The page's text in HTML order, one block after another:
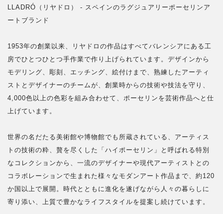
LLADRÓ（リヤドロ） - スペインのラグジュアリーポーセリンア
ートブランド
1953年の創業以来、リヤドロの作品はすべてバレンシアにある工
房でひとつひとつ手作業で作り上げられています。デザインから
モデリング、彫刻、エッチング、絵付けまで、熟練したアーティ
ストとデザイナーのチームが、創業時からの技術や技法を守り、
4,000色以上の色彩を組み合わせて、ポーセリンを芸術作品へと仕
上げています。
世界の名だたる美術館や博物館でも所蔵されている、アーティス
トの技術の粋、贅を尽くした「ハイポーセリン」と呼ばれる特別
なコレクションから、一流のデザイナーや現代アーティストとの
コラボレーションで生まれた様々なモダンアート作品まで、約120
か国以上で展開。時代とともに進化を遂げながら人々の暮らしに
寄り添い、上質で豊かなライフスタイルを提案し続けています。